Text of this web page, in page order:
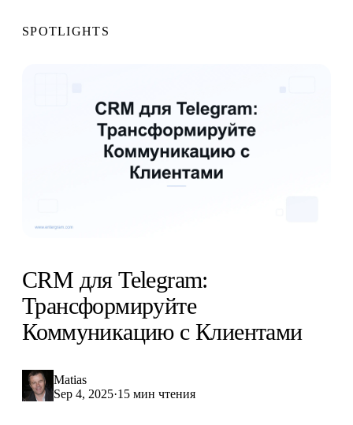
SPOTLIGHTS
CRM для Telegram:
Трансформируйте
Коммуникацию с Клиентами
Matias
Sep 4, 2025·15 мин чтения